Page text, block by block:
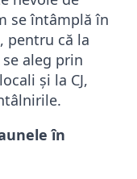
se întâmplă în
pentru că la
aleg prin
și la CJ,
în